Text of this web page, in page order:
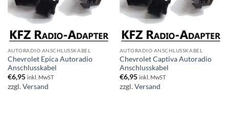
AUTORADIO ANSCHLUSSKABEL
Chevrolet Epica Autoradio
Anschlusskabel
€6,95 inkl. MwST
zzgl.Versand
AUTORADIO ANSCHLUSSKABEL
Chevrolet Captiva Autoradio
Anschlusskabel
€6,95 inkl. MwST
zzgl.Versand